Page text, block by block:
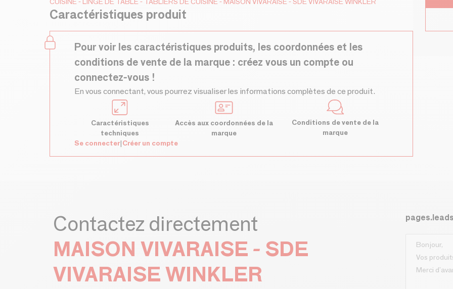
Pratique, le tablier possède une boucle de réglage permettant de l'ajuster à sa taille. Facile à
également disponibles pour tous les amoureux des chats ! - 100% Coton - Lavage à 40°, Blanchiment
Javel : non, Séchage non, Repassage moyen 150°, Nettoyage à sec interdit
Caractéristiques produit
Pour voir les caractéristiques produits, les coordonnées et les
conditions de vente de la marque : créez vous un compte ou
connectez-vous !
En vous connectant, vous pourrez visualiser les informations complètes de ce produit.
Caractéristiques
techniques
Accès aux coordonnées de la
marque
Conditions de vente de la
marque
Se connecter|Créer un compte
Contactez directement
MAISON VIVARAISE - SDE
VIVARAISE WINKLER